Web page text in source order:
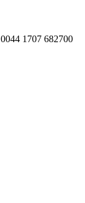
0044 1707 682700